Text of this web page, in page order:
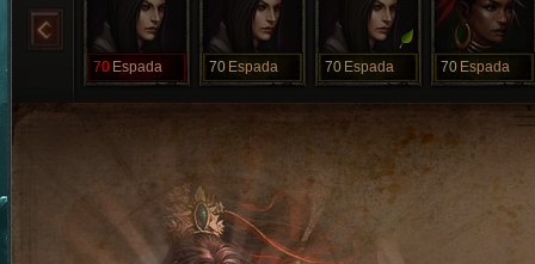
70 Espada 70 Espada 70 Espada 70 Espada